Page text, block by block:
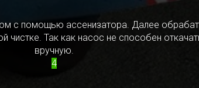
с помощью ассенизатора. Далее
Так как насос не способен
вручную.
4